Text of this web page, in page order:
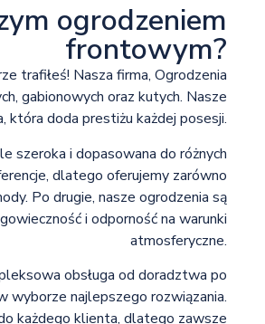
ogrodzeniem
frontowym?
trafiłeś! Nasza firma, Ogrodzenia
gabionowych oraz kutych. Nasze
która doda prestiżu każdej posesji.
szeroka i dopasowana do różnych
dlatego oferujemy zarówno
Po drugie, nasze ogrodzenia są
i odporność na warunki
atmosferyczne.
obsługa od doradztwa po
wyborze najlepszego rozwiązania.
każdego klienta, dlatego zawsze